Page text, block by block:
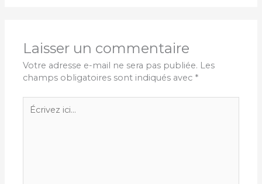
Laisser un commentaire
Votre adresse e-mail ne sera pas publiée. Les
champs obligatoires sont indiqués avec *
Écrivez
ici…